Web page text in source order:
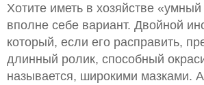
Хотите иметь в хозяйстве
вполне себе вариант. Двойной
который, если его расправить,
длинный ролик, способный
называется, широкими мазками.